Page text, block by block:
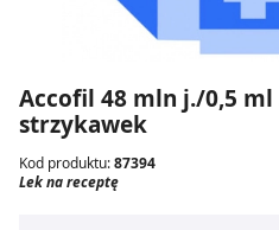
Accofil 48 mln j./0,5 ml
strzykawek
Kod produktu:87394
Lek na receptę